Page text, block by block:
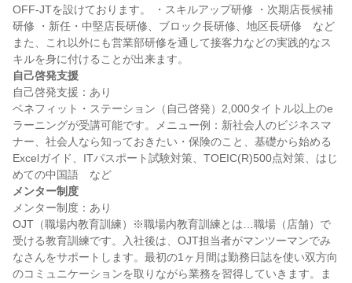
OFF-JTを設けております。 ・スキルアップ研修 ・次期店長候補
研修 ・新任・中堅店長研修、ブロック長研修、地区長研修　など
また、これ以外にも営業部研修を通して接客力などの実践的なス
自己啓発支援
自己啓発支援：あり
ベネフィット・ステーション（自己啓発）2,000タイトル以上のe
ラーニングが受講可能です。メニュー例：新社会人のビジネスマ
ナー、社会人なら知っておきたい・保険のこと、基礎から始める
Excelガイド、ITパスポート試験対策、TOEIC(R)500点対策、はじ
メンター制度
メンター制度：あり
OJT（職場内教育訓練）※職場内教育訓練とは…職場（店舗）で
受ける教育訓練です。入社後は、OJT担当者がマンツーマンでみ
なさんをサポートします。最初の1ヶ月間は勤務日誌を使い双方向
のコミュニケーションを取りながら業務を習得していきます。ま